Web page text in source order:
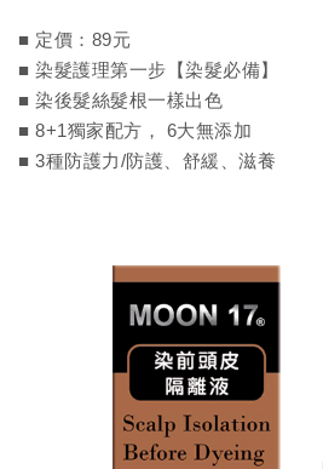
■ 定價：89元
■ 染髮護理第一步【染髮必備】
■ 染後髮絲髮根一樣出色
■ 8+1獨家配方， 6大無添加
■ 3種防護力/防護、舒緩、滋養